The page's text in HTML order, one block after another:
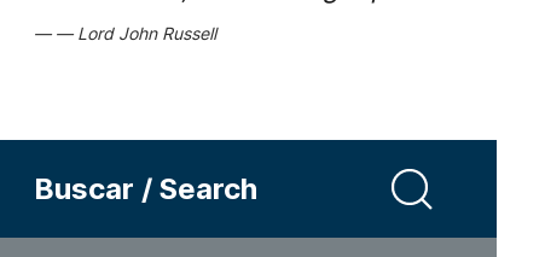
Lord John Russell
Buscar / Search